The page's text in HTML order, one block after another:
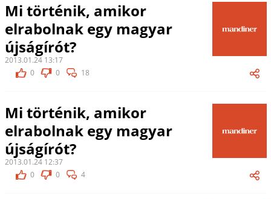
Mi történik, amikor
elrabolnak egy magyar
újságírót?
2013.01.24 13:17
0
0 18
Mi történik, amikor
elrabolnak egy magyar
újságírót?
2013.01.24 12:37
0
0 4